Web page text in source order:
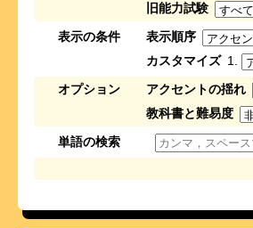
旧能力試験
表示の条件
表示順序
カスタマイズ 1.
オプション
アクセントの揺れ
教科書と難易度
単語の検索